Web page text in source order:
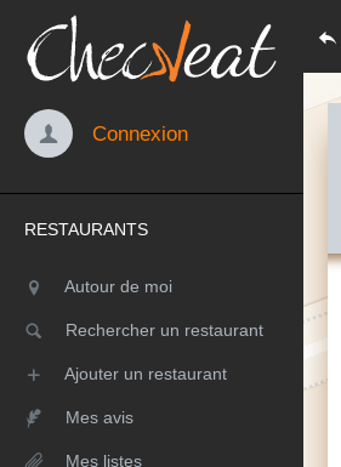
Connexion
RESTAURANTS
Autour de moi
Rechercher un restaurant
Ajouter un restaurant
Mes avis
Mes listes